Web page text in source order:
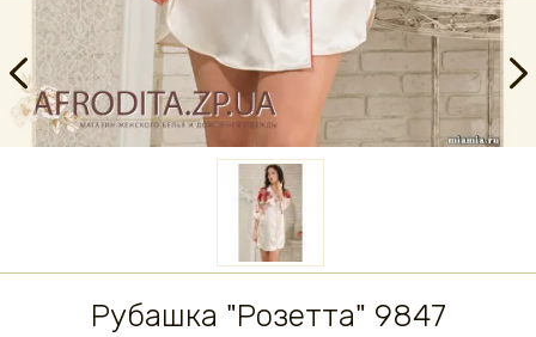
Рубашка "Розетта" 9847